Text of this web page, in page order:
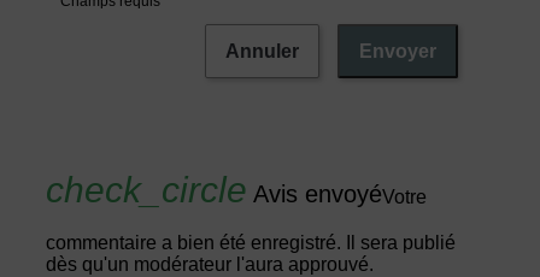
Annuler Envoyer
Avis envoyéVotre
commentaire a bien été enregistré. Il sera publié
dès qu'un modérateur l'aura approuvé.